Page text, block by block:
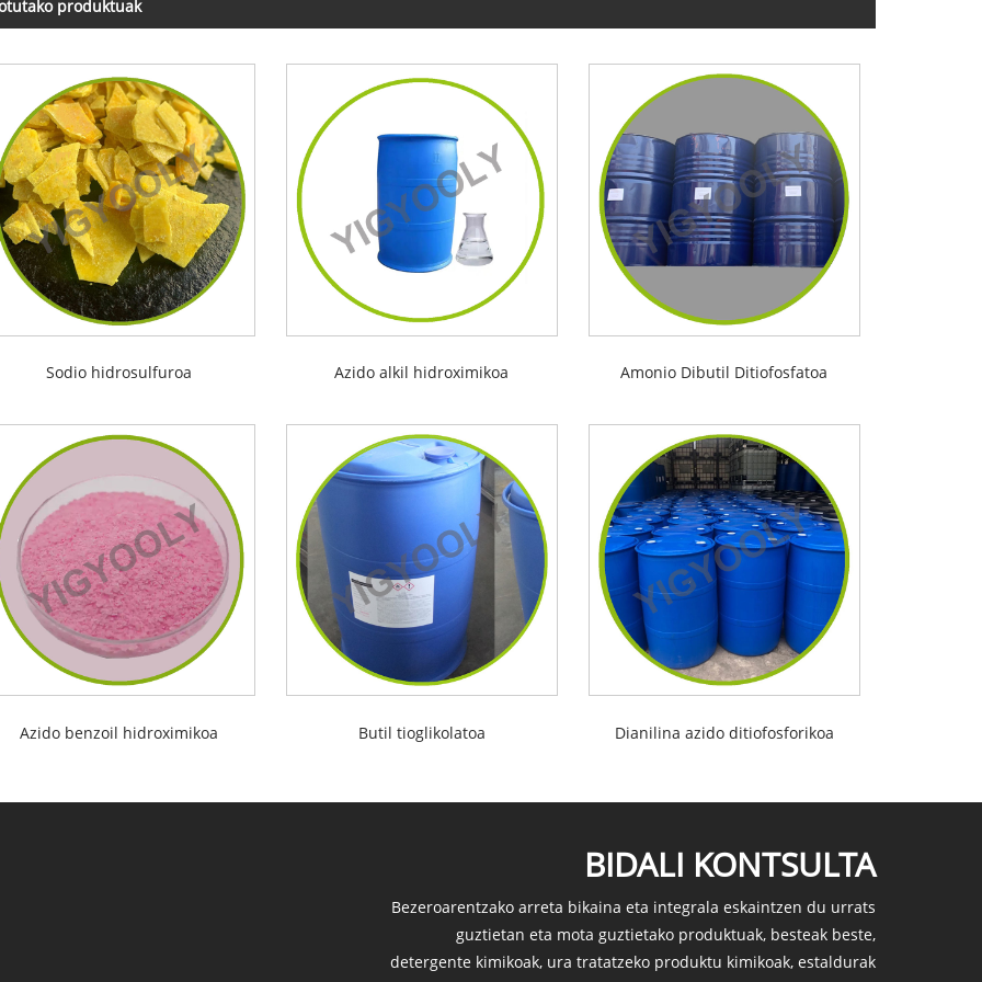
produktuak
Sodio hidrosulfuroa Azido alkil hidroximikoa Amonio Dibutil Ditiofosfatoa
Azido benzoil hidroximikoa Butil tioglikolatoa Dianilina azido ditiofosforikoa
BIDALI KONTSULTA
Bezeroarentzako arreta bikaina eta integrala eskaintzen du urrats
guztietan eta mota guztietako produktuak, besteak beste,
detergente kimikoak, ura tratatzeko produktu kimikoak, estaldurak